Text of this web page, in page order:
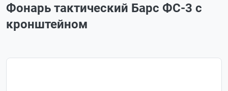
Фонарь тактический Барс ФС-3 с
кронштейном